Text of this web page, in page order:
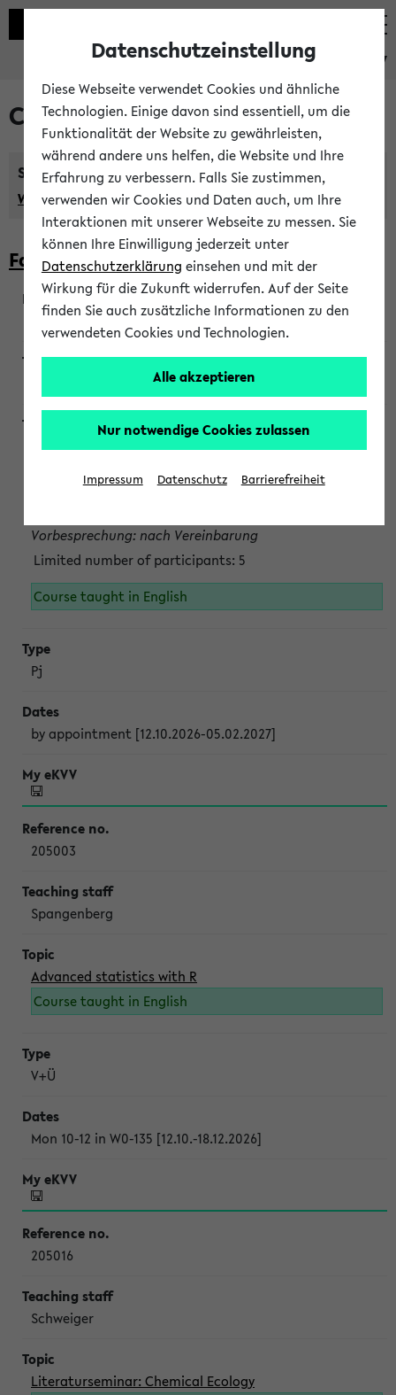
eKVV
Courses taught in English
Semester:
WiSe 2026/2027 SoSe 2026 Previous...
Faculty of Biology
200923
Wendisch, Peters-Wendisch, Stegelmann
Projektmodul "Bakterielle Biotechnologie"
Persönliche Anmeldung beim Veranstalter ist unbedingt
Vorbesprechung: nach Vereinbarung
Limited number of participants: 5
Course taught in English
Pj
by appointment [12.10.2026-05.02.2027]
205003
Spangenberg
Advanced statistics with R
Course taught in English
V+Ü
Mon 10-12 in W0-135 [12.10.-18.12.2026]
205016
Schweiger
Literaturseminar: Chemical Ecology
Datenschutzeinstellung
Diese Webseite verwendet Cookies und ähnliche
Technologien. Einige davon sind essentiell, um die
Funktionalität der Website zu gewährleisten,
während andere uns helfen, die Website und Ihre
Erfahrung zu verbessern. Falls Sie zustimmen,
verwenden wir Cookies und Daten auch, um Ihre
Interaktionen mit unserer Webseite zu messen. Sie
können Ihre Einwilligung jederzeit unter
Datenschutzerklärung einsehen und mit der
Wirkung für die Zukunft widerrufen. Auf der Seite
finden Sie auch zusätzliche Informationen zu den
verwendeten Cookies und Technologien.
Alle akzeptieren
Nur notwendige Cookies zulassen
Impressum Datenschutz Barrierefreiheit